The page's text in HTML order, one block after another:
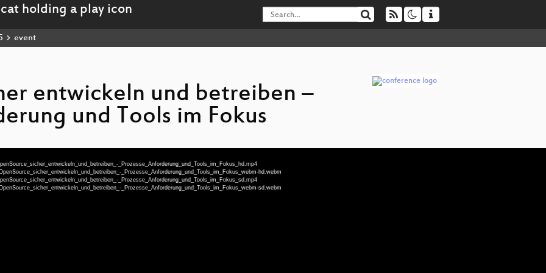
event
entwickeln und betreiben –
und Tools im Fokus
_Prozesse_Anforderung_und_Tools_im_Fokus_hd.mp4
_Prozesse_Anforderung_und_Tools_im_Fokus_webm-hd.webm
_Prozesse_Anforderung_und_Tools_im_Fokus_sd.mp4
_Prozesse_Anforderung_und_Tools_im_Fokus_webm-sd.webm